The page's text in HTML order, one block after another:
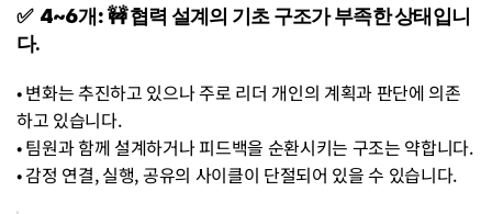
✅  4~6개: 🚧 협력 설계의 기초 구조가 부족한 상태입니
다.
• 변화는 추진하고 있으나 주로 리더 개인의 계획과 판단에 의존
하고 있습니다.
• 팀원과 함께 설계하거나 피드백을 순환시키는 구조는 약합니다.
• 감정 연결, 실행, 공유의 사이클이 단절되어 있을 수 있습니다.